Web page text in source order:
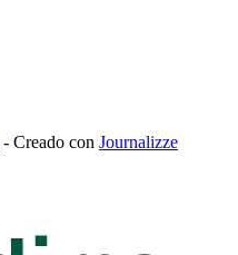
- Creado con Journalizze